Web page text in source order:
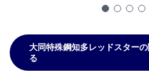
大同特殊鋼知多レッドスター
る